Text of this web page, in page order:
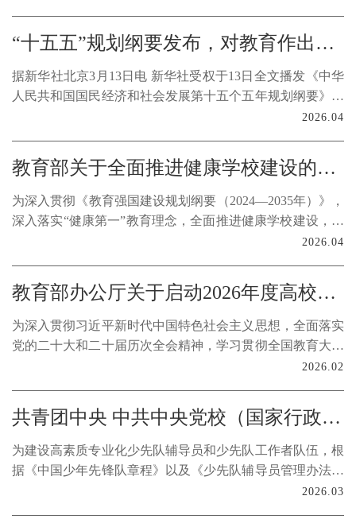
教育公平优质发展，教育部决定开展基础教育规范管理巩固
年行动。现就有关要求通知如下。
“十五五”规划纲要发布，对教育作出部署—— “十五五”期间，教育怎么干
据新华社北京3月13日电 新华社受权于13日全文播发《中华
人民共和国国民经济和社会发展第十五个五年规划纲要》。
十四届全国人大四次会议3月12日表决通过了关于国民经济
划纲要。
2026.04
教育部关于全面推进健康学校建设的指导意见
为深入贯彻《教育强国建设规划纲要（2024—2035年）》，
深入落实“健康第一”教育理念，全面推进健康学校建设，整
体提升青少年学生身心健康水平，支撑教育强国和健康中国
2026.04
教育部办公厅关于启动2026年度高校思想政治工作质量提升综合改革与精品建设项目申报工作的通知
为深入贯彻习近平新时代中国特色社会主义思想，全面落实
党的二十大和二十届历次全会精神，学习贯彻全国教育大会
精神，高质量实施新时代立德树人工程，推进全员全过程全
立德树人新格局，教育部决定启动2026年度高校思想政治工
作质量提升综合改革与精品建设项目申报工作。现将有关事
宜通知如下。
2026.02
共青团中央 中共中央党校（国家行政学院）教育部 全国少工委关于印发《全国少先队辅导员和少先队工作者教育培训规划（2025—2027年）》的通知
为建设高素质专业化少先队辅导员和少先队工作者队伍，根
据《中国少年先锋队章程》以及《少先队辅导员管理办法》
等规章，结合少先队教育培训工作实际，制定本规划。2026.03